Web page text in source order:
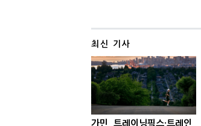
최신 기사
가민, 트레이닝픽스·트레인